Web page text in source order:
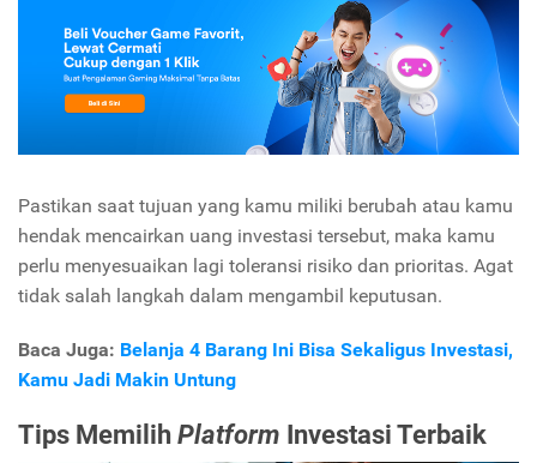
Pastikan saat tujuan yang kamu miliki berubah atau kamu
hendak mencairkan uang investasi tersebut, maka kamu
perlu menyesuaikan lagi toleransi risiko dan prioritas. Agat
tidak salah langkah dalam mengambil keputusan.
Baca Juga: Belanja 4 Barang Ini Bisa Sekaligus Investasi,
Kamu Jadi Makin Untung
Tips MemilihPlatform Investasi Terbaik